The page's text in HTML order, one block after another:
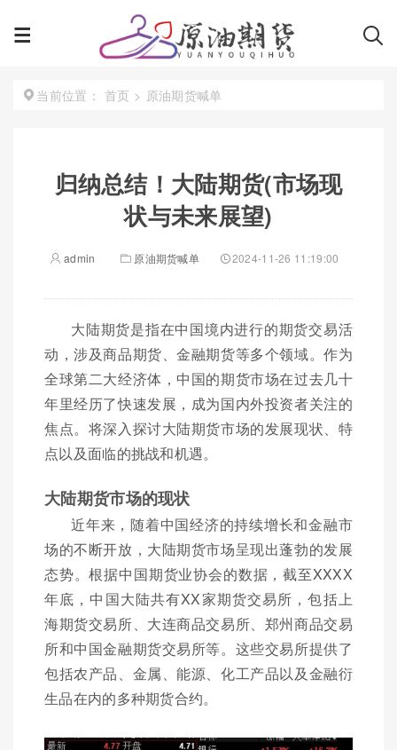
当前位置： 首页 > 原油期货喊单
归纳总结！大陆期货(市场现
状与未来展望)
admin 原油期货喊单 2024-11-26 11:19:00
大陆期货是指在中国境内进行的期货交易活
动，涉及商品期货、金融期货等多个领域。作为
全球第二大经济体，中国的期货市场在过去几十
年里经历了快速发展，成为国内外投资者关注的
焦点。将深入探讨大陆期货市场的发展现状、特
点以及面临的挑战和机遇。
大陆期货市场的现状
近年来，随着中国经济的持续增长和金融市
场的不断开放，大陆期货市场呈现出蓬勃的发展
态势。根据中国期货业协会的数据，截至XXXX
年底，中国大陆共有XX家期货交易所，包括上
海期货交易所、大连商品交易所、郑州商品交易
所和中国金融期货交易所等。这些交易所提供了
包括农产品、金属、能源、化工产品以及金融衍
生品在内的多种期货合约。